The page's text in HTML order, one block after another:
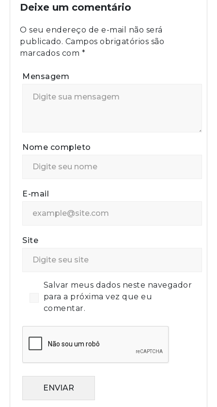
Deixe um comentário
O seu endereço de e-mail não será
publicado. Campos obrigatórios são
marcados com *
Mensagem
Nome completo
E-mail
Site
Salvar meus dados neste navegador
para a próxima vez que eu
comentar.
ENVIAR